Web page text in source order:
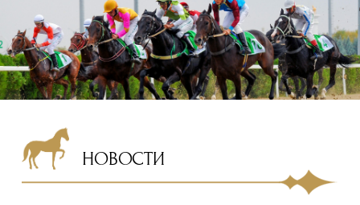
НОВОСТИ